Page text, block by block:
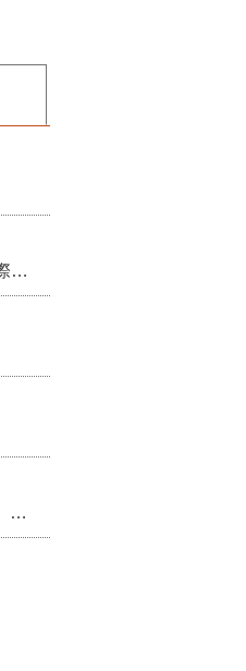
把握國際交流契機 苗栗縣政府搭建海外合作橋梁 為在地產業爭取更多國際市場機會
苗栗縣辦理115年度校園性別事件調查專業人員進階培訓 深化調查實務能力 持續打造安全友善校園